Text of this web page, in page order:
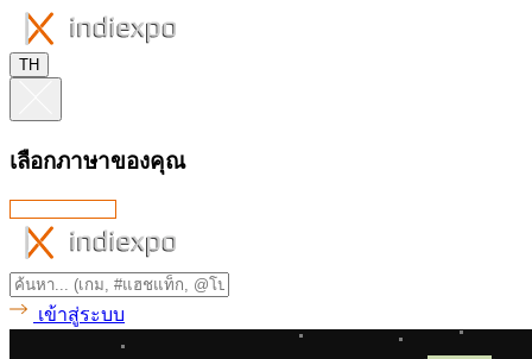
TH
เลือกภาษาของคุณ
เข้าสู่ระบบ